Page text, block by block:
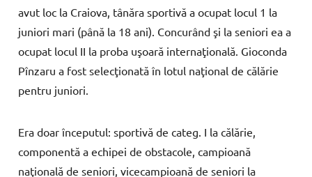
avut loc la Craiova tânărasportivăa ocupat locul 1 la
juniori mari (până la 18 ani). Concurândşi laseniori eaa
ocupat locul II la proba uşoară internaţională. Gioconda
Pînzaru a fostselecţionată în lotul naţionaldecălărie
pentru juniori.
Era doar începutul:sportivădecateg. I lacălărie,
componentăaechipeideobstacole, campioană
naţionalădeseniori,vicecampioană deseniori la